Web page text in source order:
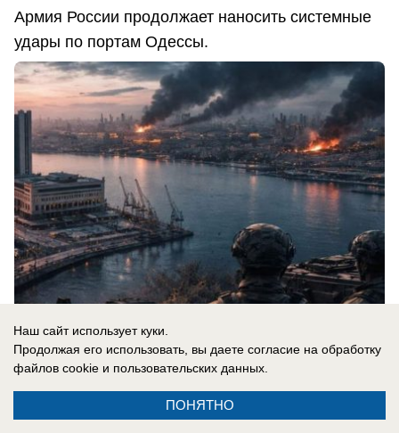
Армия России продолжает наносить системные
удары по портам Одессы.
08.08.2026 0
Наш сайт использует куки.
Продолжая его использовать, вы даете согласие на обработку
файлов cookie и пользовательских данных.
ПОНЯТНО